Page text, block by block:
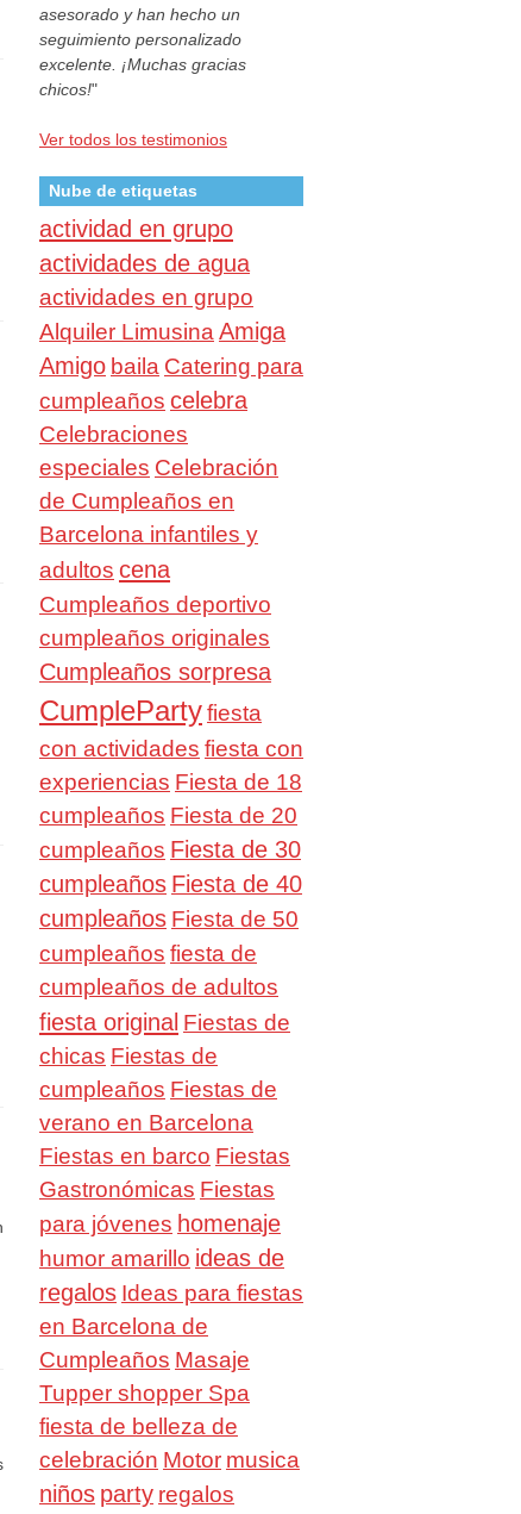
asesorado y han hecho un
seguimiento personalizado
excelente. ¡Muchas gracias
chicos!"
Ver todos los testimonios
Nube de etiquetas
actividad en grupo
actividades de agua
actividades en grupo
Alquiler Limusina Amiga
Amigo baila Catering para
cumpleaños celebra
Celebraciones
especiales Celebración
de Cumpleaños en
Barcelona infantiles y
adultos cena
Cumpleaños deportivo
cumpleaños originales
Cumpleaños sorpresa
CumplePartyfiesta
con actividades fiesta con
experiencias Fiesta de 18
cumpleaños Fiesta de 20
cumpleaños Fiesta de 30
cumpleaños Fiesta de 40
cumpleaños Fiesta de 50
cumpleaños fiesta de
cumpleaños de adultos
fiesta original Fiestas de
chicas Fiestas de
cumpleaños Fiestas de
verano en Barcelona
Fiestas en barco Fiestas
Gastronómicas Fiestas
para jóvenes homenaje
humor amarillo ideas de
regalos Ideas para fiestas
en Barcelona de
Cumpleaños Masaje
Tupper shopper Spa
fiesta de belleza de
celebración Motor musica
niños party regalos